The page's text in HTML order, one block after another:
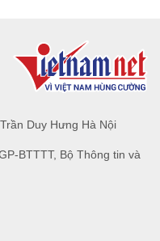
Duy Hưng Hà Nội
BTTTT, Bộ Thông tin và